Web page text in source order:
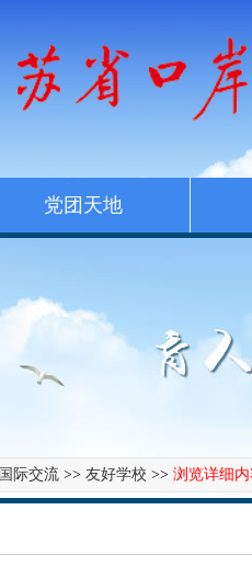
党团天地
国际交流 >> 友好学校 >> 浏览详细